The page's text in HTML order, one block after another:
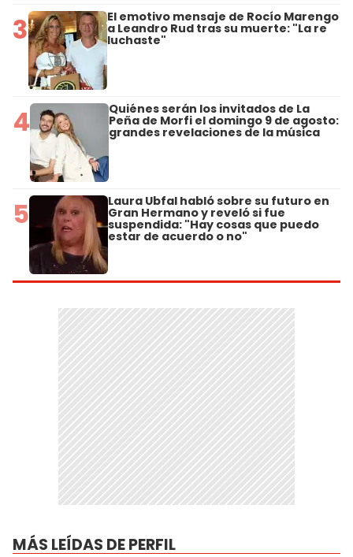
3 El emotivo mensaje de Rocío Marengo
a Leandro Rud tras su muerte: "La re
luchaste"
4 Quiénes serán los invitados de La
Peña de Morfi el domingo 9 de agosto:
grandes revelaciones de la música
5 Laura Ubfal habló sobre su futuro en
Gran Hermano y reveló si fue
suspendida: "Hay cosas que puedo
estar de acuerdo o no"
MÁS LEÍDAS DE PERFIL